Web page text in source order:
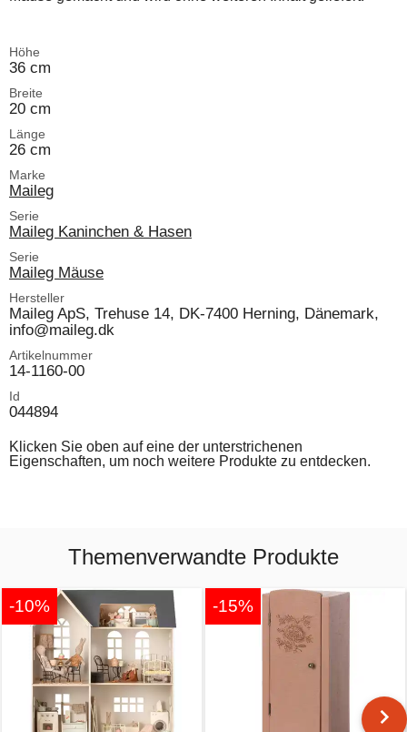
Höhe
36 cm
Breite
20 cm
Länge
26 cm
Marke
Maileg
Serie
Maileg Kaninchen & Hasen
Serie
Maileg Mäuse
Hersteller
Maileg ApS, Trehuse 14, DK-7400 Herning, Dänemark,
info@maileg.dk
Artikelnummer
14-1160-00
Id
044894
Klicken Sie oben auf eine der unterstrichenen
Eigenschaften, um noch weitere Produkte zu entdecken.
Themenverwandte Produkte
-10% -15%